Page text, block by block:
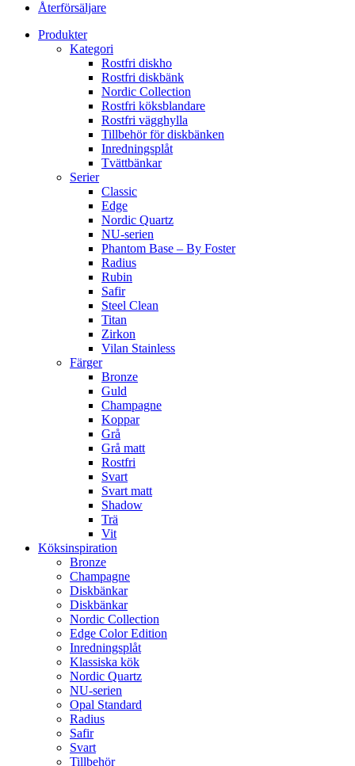
Återförsäljare
Produkter
Kategori
Rostfri diskho
Rostfri diskbänk
Nordic Collection
Rostfri köksblandare
Rostfri vägghylla
Tillbehör för diskbänken
Inredningsplåt
Tvättbänkar
Serier
Classic
Edge
Nordic Quartz
NU-serien
Phantom Base – By Foster
Radius
Rubin
Safir
Steel Clean
Titan
Zirkon
Vilan Stainless
Färger
Bronze
Guld
Champagne
Koppar
Grå
Grå matt
Rostfri
Svart
Svart matt
Shadow
Trä
Vit
Köksinspiration
Bronze
Champagne
Diskbänkar
Diskbänkar
Nordic Collection
Edge Color Edition
Inredningsplåt
Klassiska kök
Nordic Quartz
NU-serien
Opal Standard
Radius
Safir
Svart
Tillbehör